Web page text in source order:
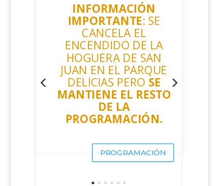
INFORMACIÓN
IMPORTANTE: SE
CANCELA EL
ENCENDIDO DE LA
HOGUERA DE SAN
JUAN EN EL PARQUE
DELICIAS PERO SE
MANTIENE EL RESTO
DE LA
PROGRAMACIÓN.
PROGRAMACIÓN